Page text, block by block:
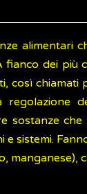
alimentari
dei più
così
sostanze che
e sistemi.
manganese),